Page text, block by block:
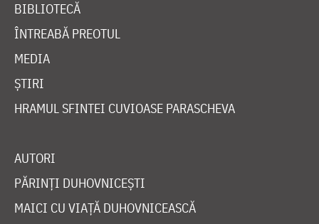
BIBLIOTECĂ
ÎNTREABĂ PREOTUL
MEDIA
ȘTIRI
HRAMUL SFINTEI CUVIOASE PARASCHEVA
AUTORI
PĂRINȚI DUHOVNICEȘTI
MAICI CU VIAȚĂ DUHOVNICEASCĂ